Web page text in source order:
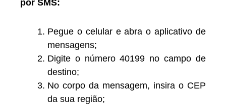
por SMS:
Pegue o celular e abra o aplicativo de
mensagens;
Digite o número 40199 no campo de
destino;
No corpo da mensagem, insira o CEP
da sua região;